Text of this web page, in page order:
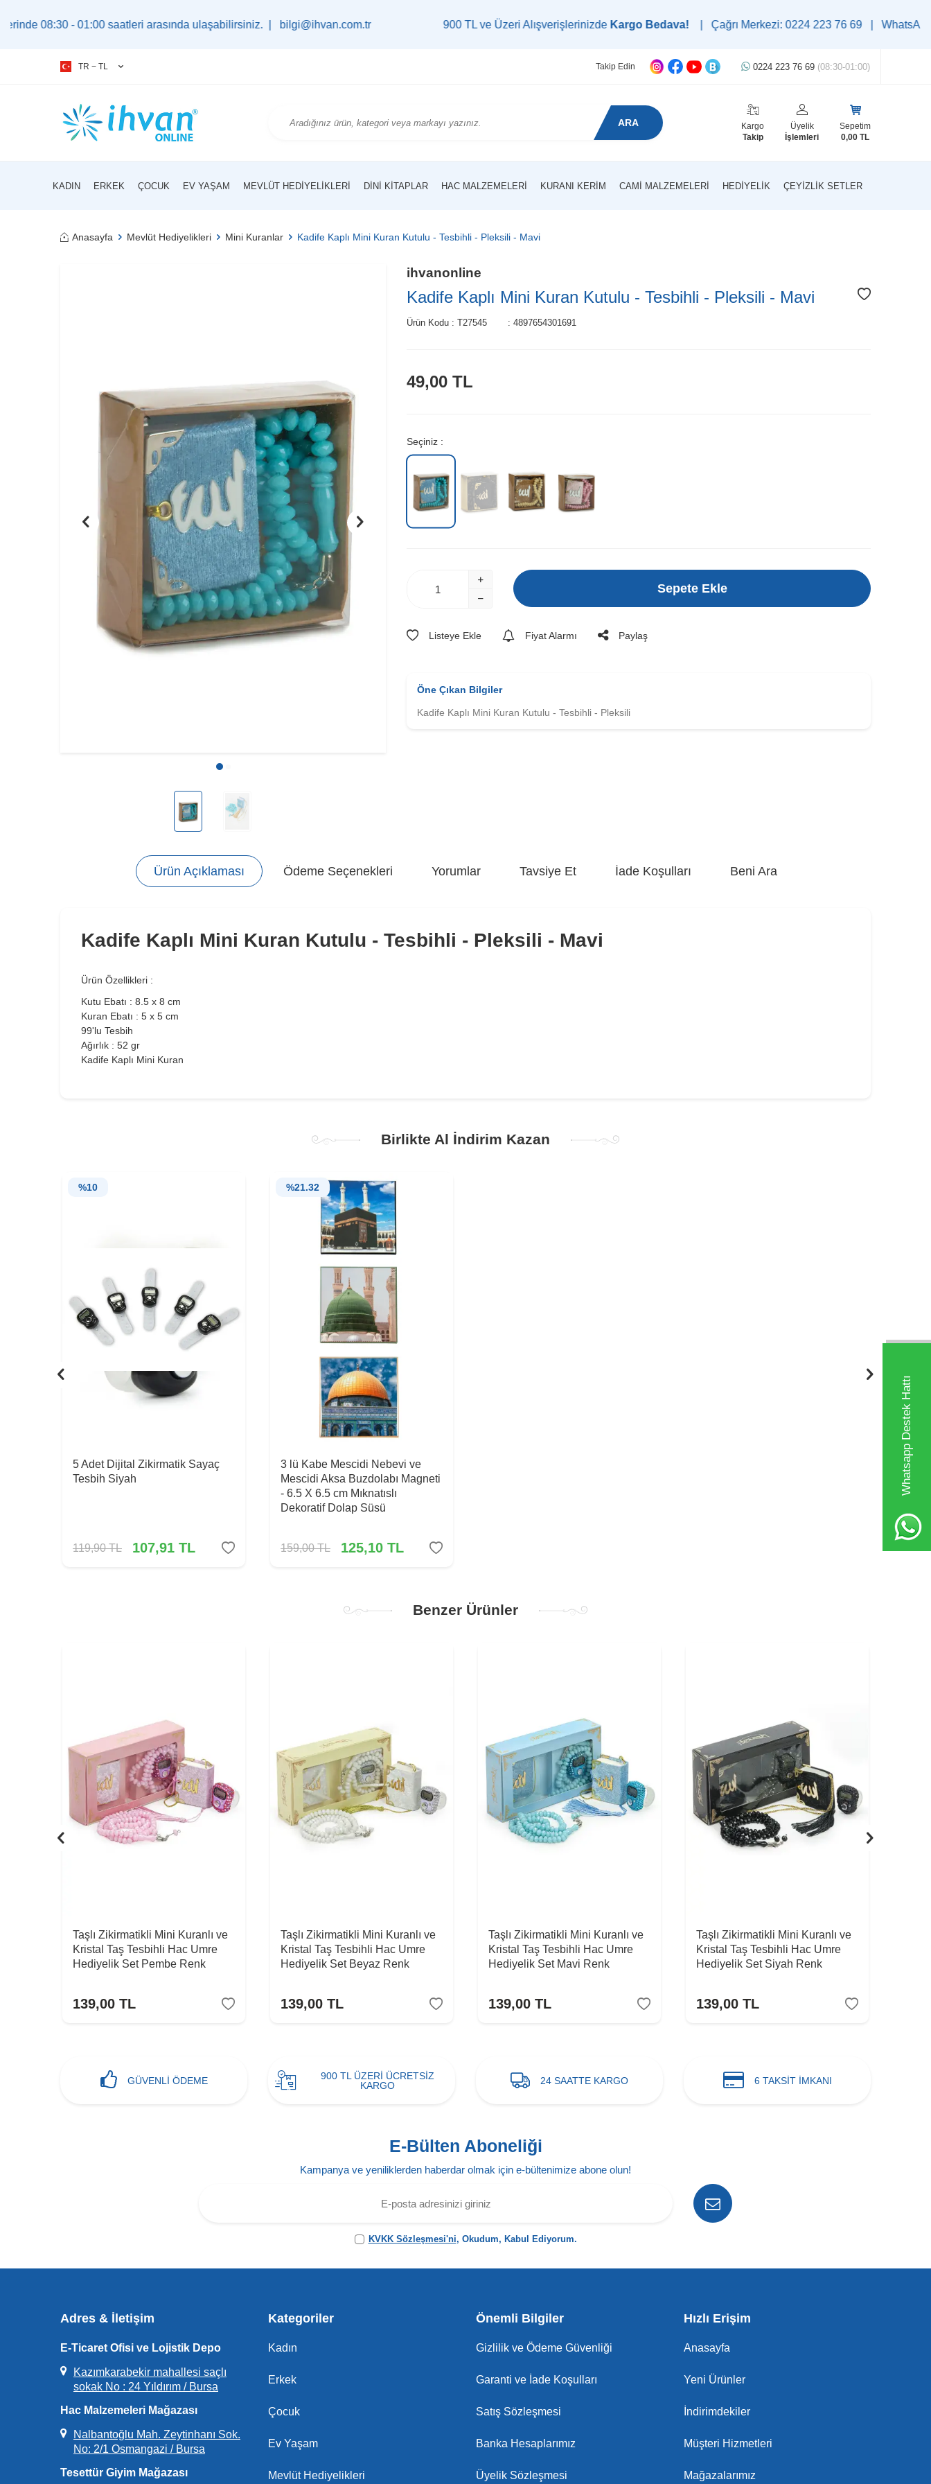
Whatsapp Destek Hattı
- 01:00 saatleri arasında ulaşabilirsiniz. |bilgi@ihvan.com.tr 900 TL ve Üzeri AlışverişlerinizdeKargo Bedava!| Çağrı Merkezi: 0224 223 76 69 | WhatsApp Destek
TR − TL Takip Edin 0224 223 76 69 (08:30-01:00)
ARA
Kargo
Takip
Üyelik
İşlemleri
Sepetim
0,00 TL
KADIN ERKEK ÇOCUK EV YAŞAM MEVLÜT HEDIYELIKLERI DINI KITAPLAR HAC MALZEMELERI KURANI KERIM CAMI MALZEMELERI HEDIYELIK ÇEYIZLIK SETLER
Anasayfa Mevlüt Hediyelikleri Mini Kuranlar Kadife Kaplı Mini Kuran Kutulu - Tesbihli - Pleksili - Mavi
ihvanonline
Kadife Kaplı Mini Kuran Kutulu - Tesbihli - Pleksili - Mavi
Ürün Kodu : T27545 : 4897654301691
49,00 TL
Seçiniz :
Sepete Ekle
Listeye Ekle Fiyat Alarmı Paylaş
Öne Çıkan Bilgiler
Kadife Kaplı Mini Kuran Kutulu - Tesbihli - Pleksili
Ürün Açıklaması Ödeme Seçenekleri Yorumlar Tavsiye Et İade Koşulları Beni Ara
Kadife Kaplı Mini Kuran Kutulu - Tesbihli - Pleksili - Mavi
Ürün Özellikleri :
Kutu Ebatı : 8.5 x 8 cm
Kuran Ebatı : 5 x 5 cm
99'lu Tesbih
Ağırlık : 52 gr
Kadife Kaplı Mini Kuran
Birlikte Al İndirim Kazan
%10
5 Adet Dijital Zikirmatik Sayaç
Tesbih Siyah
119,90TL 107,91 TL
%21.32
3 lü Kabe Mescidi Nebevi ve
Mescidi Aksa Buzdolabı Magneti
- 6.5 X 6.5 cm Mıknatıslı
Dekoratif Dolap Süsü
159,00TL 125,10 TL
Benzer Ürünler
Taşlı Zikirmatikli Mini Kuranlı ve
Kristal Taş Tesbihli Hac Umre
Hediyelik Set Pembe Renk
139,00 TL
Taşlı Zikirmatikli Mini Kuranlı ve
Kristal Taş Tesbihli Hac Umre
Hediyelik Set Beyaz Renk
139,00 TL
Taşlı Zikirmatikli Mini Kuranlı ve
Kristal Taş Tesbihli Hac Umre
Hediyelik Set Mavi Renk
139,00 TL
Taşlı Zikirmatikli Mini Kuranlı ve
Kristal Taş Tesbihli Hac Umre
Hediyelik Set Siyah Renk
139,00 TL
GÜVENLİ ÖDEME
900 TL ÜZERİ ÜCRETSİZ
KARGO
24 SAATTE KARGO 6 TAKSİT İMKANI
E-Bülten Aboneliği
Kampanya ve yeniliklerden haberdar olmak için e-bültenimize abone olun!
KVKK Sözleşmesi'ni, Okudum, Kabul Ediyorum.
Adres & İletişim
E-Ticaret Ofisi ve Lojistik Depo
Kazımkarabekir mahallesi saçlı
sokak No : 24 Yıldırım / Bursa
Hac Malzemeleri Mağazası
Nalbantoğlu Mah. Zeytinhanı Sok.
No: 2/1 Osmangazi / Bursa
Tesettür Giyim Mağazası
Kategoriler
Kadın
Erkek
Çocuk
Ev Yaşam
Mevlüt Hediyelikleri
Önemli Bilgiler
Gizlilik ve Ödeme Güvenliği
Garanti ve İade Koşulları
Satış Sözleşmesi
Banka Hesaplarımız
Üyelik Sözleşmesi
Hızlı Erişim
Anasayfa
Yeni Ürünler
İndirimdekiler
Müşteri Hizmetleri
Mağazalarımız